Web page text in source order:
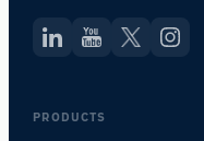
PRODUCTS